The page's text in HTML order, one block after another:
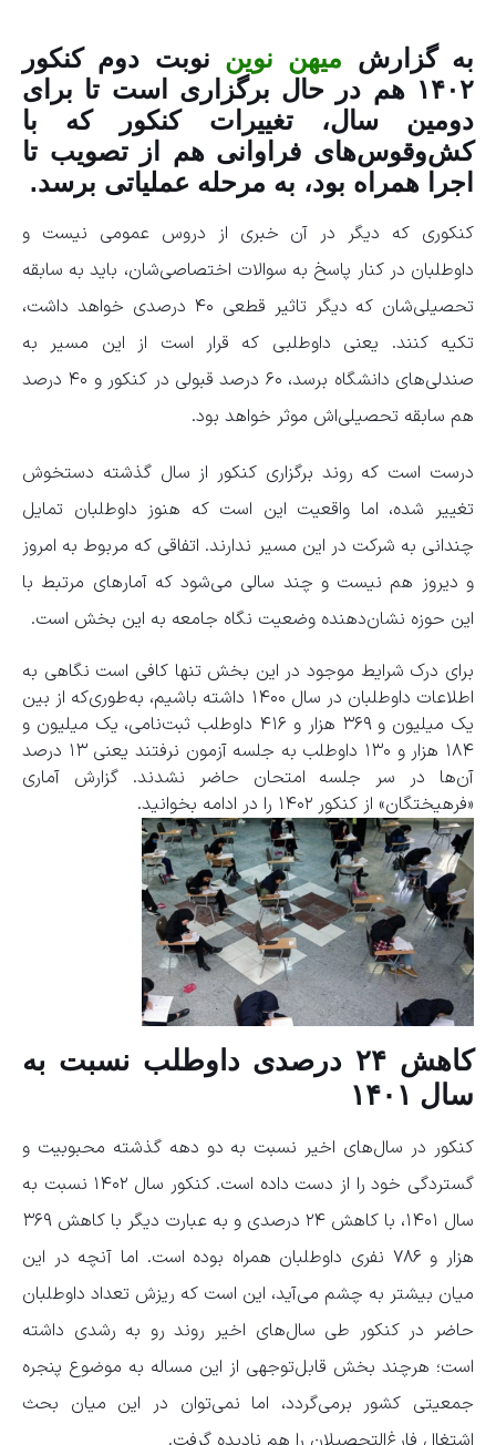
به گزارش میهن نوین نوبت دوم کنکور
۱۴۰۲ هم در حال برگزاری است تا برای
دومین سال، تغییرات کنکور که با
کش‌وقوس‌های فراوانی هم از تصویب تا
اجرا همراه بود، به مرحله عملیاتی برسد.
کنکوری که دیگر در آن خبری از دروس عمومی نیست و
داوطلبان در کنار پاسخ به سوالات اختصاصی‌شان، باید به سابقه
تحصیلی‌شان که دیگر تاثیر قطعی ۴۰ درصدی خواهد داشت،
تکیه کنند. یعنی داوطلبی که قرار است از این مسیر به
صندلی‌های دانشگاه برسد، ۶۰ درصد قبولی در کنکور و ۴۰ درصد
هم سابقه تحصیلی‌اش موثر خواهد بود.
درست است که روند برگزاری کنکور از سال گذشته دستخوش
تغییر شده، اما واقعیت این است که هنوز داوطلبان تمایل
چندانی به شرکت در این مسیر ندارند. اتفاقی که مربوط به امروز
و دیروز هم نیست و چند سالی می‌شود که آمار‌های مرتبط با
این حوزه نشان‌دهنده وضعیت نگاه جامعه به این بخش است.
برای درک شرایط موجود در این بخش تنها کافی است نگاهی به
اطلاعات داوطلبان در سال ۱۴۰۰ داشته باشیم، به‌طوری‌که از بین
یک میلیون و ۳۶۹ هزار و ۴۱۶ داوطلب ثبت‌نامی، یک میلیون و
۱۸۴ هزار و ۱۳۰ داوطلب به جلسه آزمون نرفتند یعنی ۱۳ درصد
آن‌ها در سر جلسه امتحان حاضر نشدند. گزارش آماری
«فرهیختگان» از کنکور ۱۴۰۲ را در ادامه بخوانید.
کاهش ۲۴ درصدی داوطلب نسبت به
سال ۱۴۰۱
کنکور در سال‌های اخیر نسبت به دو دهه گذشته محبوبیت و
گستردگی خود را از دست داده است. کنکور سال ۱۴۰۲ نسبت به
سال ۱۴۰۱، با کاهش ۲۴ درصدی و به عبارت دیگر با کاهش ۳۶۹
هزار و ۷۸۶ نفری داوطلبان همراه بوده است. اما آنچه در این
میان بیشتر به چشم می‌آید، این است که ریزش تعداد داوطلبان
حاضر در کنکور طی سال‌های اخیر روند رو به رشدی داشته
است؛ هرچند بخش قابل‌توجهی از این مساله به موضوع پنجره
جمعیتی کشور برمی‌گردد، اما نمی‌توان در این میان بحث